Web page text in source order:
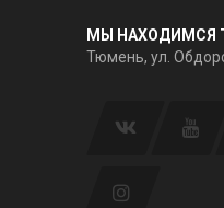
МЫ НАХОДИМСЯ
Тюмень, ул.